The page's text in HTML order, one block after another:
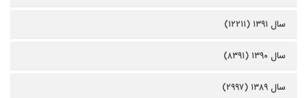
سال ۱۳۹۱ (۱۲۲۱۱)
سال ۱۳۹۰ (۸۳۹۱)
سال ۱۳۸۹ (۲۹۹۷)